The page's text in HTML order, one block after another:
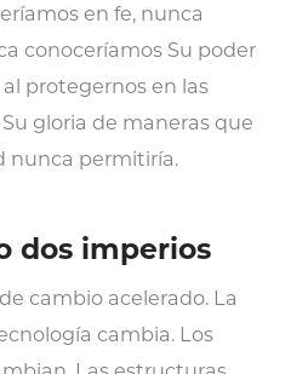
en fe, nunca
conoceríamos Su poder
protegernos en las
gloria de maneras que
nunca permitiría.
dos imperios
cambio acelerado. La
cambia. Los